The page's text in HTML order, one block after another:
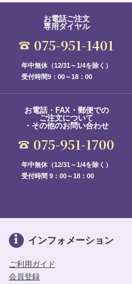
お電話ご注文
専用ダイヤル
075-951-1401
年中無休（12/31～1/4を除く）
受付時間9：00～18：00
お電話・FAX・郵便での
ご注文について
・その他のお問い合わせ
075-951-1700
年中無休（12/31～1/4を除く）
受付時間 9：00～18：00
インフォメーション
ご利用ガイド
会員登録